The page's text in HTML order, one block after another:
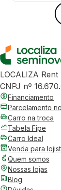
LOCALIZA
CNPJ nº
Financiamento
Parcelamento
Carro na troca
Tabela Fipe
Carro Ideal
Venda para
Quem somos
Nossas lojas
Blog